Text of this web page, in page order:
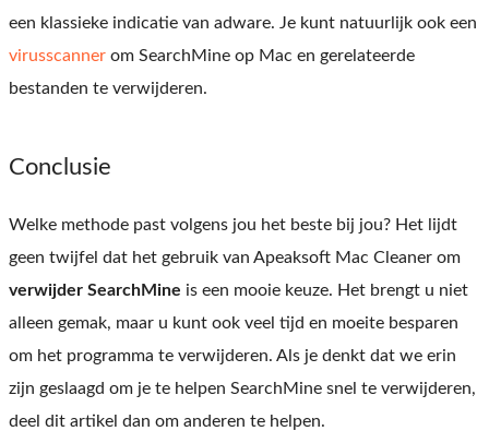
een klassieke indicatie van adware. Je kunt natuurlijk ook een
virusscanner om SearchMine op Mac en gerelateerde
bestanden te verwijderen.
Conclusie
Welke methode past volgens jou het beste bij jou? Het lijdt
geen twijfel dat het gebruik van Apeaksoft Mac Cleaner om
verwijder SearchMine is een mooie keuze. Het brengt u niet
alleen gemak, maar u kunt ook veel tijd en moeite besparen
om het programma te verwijderen. Als je denkt dat we erin
zijn geslaagd om je te helpen SearchMine snel te verwijderen,
deel dit artikel dan om anderen te helpen.